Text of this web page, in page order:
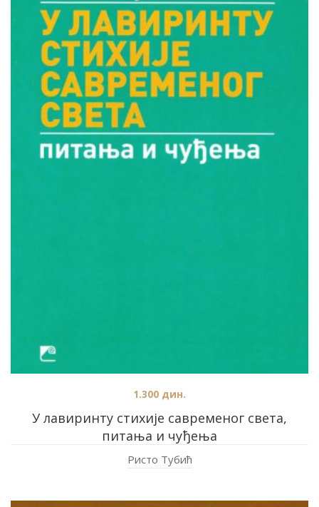
У лавиринту стихије савременог света,
питања и чуђења
1.300 дин.
Ристо Тубић